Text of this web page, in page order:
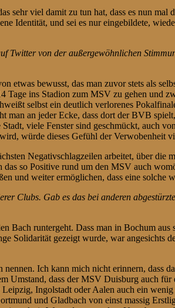
sehr viel damit zu tun hat, dass es nun
Identität, und sei es nur eingebildete,
von der außergewöhnlichen
etwas bewusst, das man zuvor stets als
ins Stadion zum MSV zu gehen und
selbst ein deutlich verlorenes
an jeder Ecke, dass dort der BVB
viele Fenster sind geschmückt, auch
würde dieses Gefühl der Verwobenheit
Negativschlagzeilen arbeitet, über die
so Positive rund um den MSV auch
und weiter ermöglichen, dass eine solche
Clubs. Gab es das bei anderen
Bach runtergeht. Dass man in Bochum
Solidarität gezeigt wurde, war angesichts
Ich kann mich nicht erinnern, dass
Umstand, dass der MSV Duisburg auch
Ingolstadt oder Aalen auch ein
und Gladbach von einst massig